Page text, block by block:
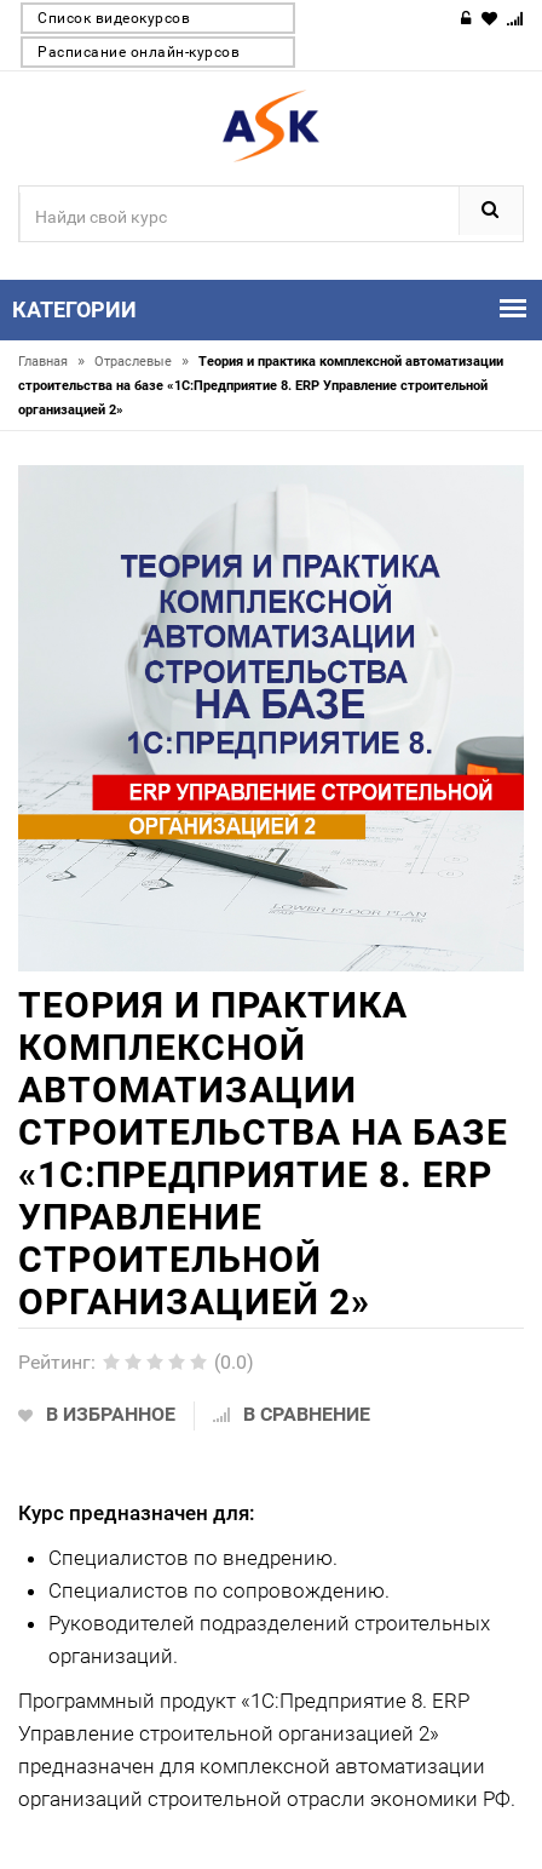
Список видеокурсов
Расписание онлайн-курсов
КАТЕГОРИИ
Главная » Отраслевые »
Теория и практика комплексной автоматизации
строительства на базе «1С:Предприятие 8. ERP Управление строительной
организацией 2»
ТЕОРИЯ И ПРАКТИКА
КОМПЛЕКСНОЙ
АВТОМАТИЗАЦИИ
СТРОИТЕЛЬСТВА НА БАЗЕ
«1С:ПРЕДПРИЯТИЕ 8. ERP
УПРАВЛЕНИЕ
СТРОИТЕЛЬНОЙ
ОРГАНИЗАЦИЕЙ 2»
Рейтинг: (0.0)
В ИЗБРАННОЕ В СРАВНЕНИЕ
Курс предназначен для:
Специалистов по внедрению.
Специалистов по сопровождению.
Руководителей подразделений строительных
организаций.
Программный продукт «1С:Предприятие 8. ERP
Управление строительной организацией 2»
предназначен для комплексной автоматизации
организаций строительной отрасли экономики РФ.